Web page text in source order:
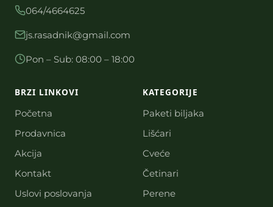
BRZI LINKOVI
Početna
Prodavnica
Akcija
Kontakt
Uslovi poslovanja
KATEGORIJE
Paketi biljaka
Lišćari
Cveće
Četinari
Perene
064/4664625
js.rasadnik@gmail.com
Pon – Sub: 08:00 – 18:00